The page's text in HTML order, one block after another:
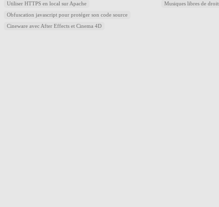
Utiliser HTTPS en local sur Apache
Obfuscation javascript pour protéger son code source
Cineware avec After Effects et Cinema 4D
Musiques libres de